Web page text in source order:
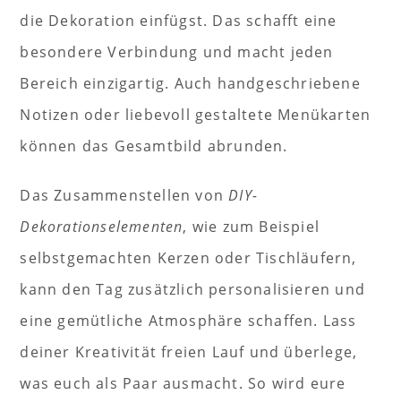
die Dekoration einfügst. Das schafft eine
besondere Verbindung und macht jeden
Bereich einzigartig. Auch handgeschriebene
Notizen oder liebevoll gestaltete Menükarten
können das Gesamtbild abrunden.
Das Zusammenstellen vonDIY-
Dekorationselementen, wie zum Beispiel
selbstgemachten Kerzen oder Tischläufern,
kann den Tag zusätzlich personalisieren und
eine gemütliche Atmosphäre schaffen. Lass
deiner Kreativität freien Lauf und überlege,
was euch als Paar ausmacht. So wird eure